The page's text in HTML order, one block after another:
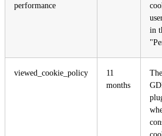
performance
in
viewed_cookie_policy
11
months